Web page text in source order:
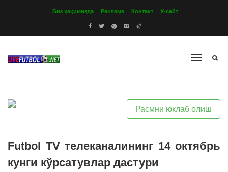
Биз ҳақимизда Реклама Контакт Х-сайт
Расмни юклаб олиш
Futbol TV телеканалининг 14 октябрь
кунги кўрсатувлар дастури